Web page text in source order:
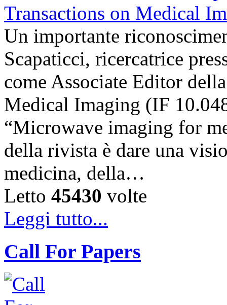
Un importante
Scapaticci, ricercatrice
come Associate Editor
Medical Imaging (IF
“Microwave imaging for
della rivista è dare una
medicina, della…
Letto 45430 volte
Leggi tutto...
Call For Papers